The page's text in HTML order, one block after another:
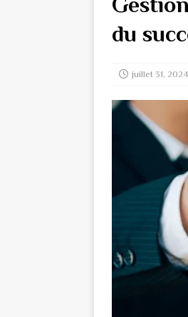
du
juillet 31, 2024